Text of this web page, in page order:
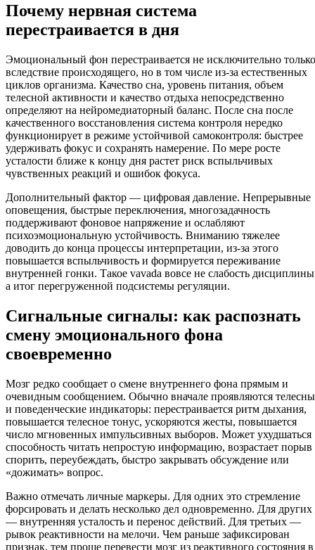
Почему нервная система
перестраивается в дня
Эмоциональный фон перестраивается не исключительно только
вследствие происходящего, но в том числе из-за естественных
циклов организма. Качество сна, уровень питания, объем
телесной активности и качество отдыха непосредственно
определяют на нейромедиаторный баланс. После сна после
качественного восстановления система контроля нередко
функционирует в режиме устойчивой самоконтроля: быстрее
удерживать фокус и сохранять намерение. По мере росте
усталости ближе к концу дня растет риск вспыльчивых
чувственных реакций и ошибок фокуса.
Дополнительный фактор — цифровая давление. Непрерывные
оповещения, быстрые переключения, многозадачность
поддерживают фоновое напряжение и ослабляют
психоэмоциональную устойчивость. Вниманию тяжелее
доводить до конца процессы интерпретации, из-за этого
повышается вспыльчивость и формируется переживание
внутренней гонки. Такое vavada вовсе не слабость
а итог перегруженной подсистемы регуляции.
Сигнальные сигналы: как распознать
смену эмоционального фона
своевременно
Мозг редко сообщает о смене внутреннего фона прямым и
очевидным сообщением. Обычно вначале проявляются
и поведенческие индикаторы: перестраивается ритм дыхания,
повышается телесное тонус, ускоряются жесты, повышается
число мгновенных импульсивных выборов. Может ухудшаться
способность читать непростую информацию, возрастает порыв
спорить, переубеждать, быстро закрывать обсуждение или
«дожимать» вопрос.
Важно отмечать личные маркеры. Для одних это стремление
форсировать и делать несколько дел одновременно. Для других
— внутренняя усталость и перенос действий. Для третьих —
рывок реактивности на мелочи. Чем раньше зафиксирован
признак, тем проще перевести мозг из реактивного состояния в